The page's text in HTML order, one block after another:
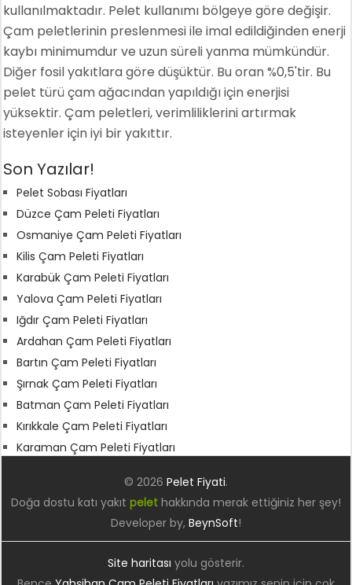
kullanılmaktadır. Pelet kullanımı bölgeye göre değişir.
Çam peletlerinin preslenmesi ile imal edildiğinden enerji
kaybı minimumdur ve uzun süreli yanma mümkündür.
Diğer fosil yakıtlara göre düşüktür. Bu oran %0,5'tir. Bu
pelet türü çam ağacından yapıldığı için enerjisi
yüksektir. Çam peletleri, verimliliklerini artırmak
isteyenler için iyi bir yakıttır.
Son Yazılar!
Pelet Sobası Fiyatları
Düzce Çam Peleti Fiyatları
Osmaniye Çam Peleti Fiyatları
Kilis Çam Peleti Fiyatları
Karabük Çam Peleti Fiyatları
Yalova Çam Peleti Fiyatları
Iğdır Çam Peleti Fiyatları
Ardahan Çam Peleti Fiyatları
Bartın Çam Peleti Fiyatları
Şırnak Çam Peleti Fiyatları
Batman Çam Peleti Fiyatları
Kırıkkale Çam Peleti Fiyatları
Karaman Çam Peleti Fiyatları
© 2026 Pelet Fiyati.
Doğa dostu katı yakıt pelethakkında merak ettiğiniz her şey!
Developer by, BeynSoft!
Site haritası yolu gösterir.